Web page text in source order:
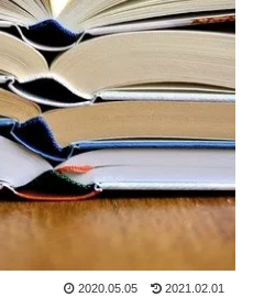
2020.05.05 2021.02.01